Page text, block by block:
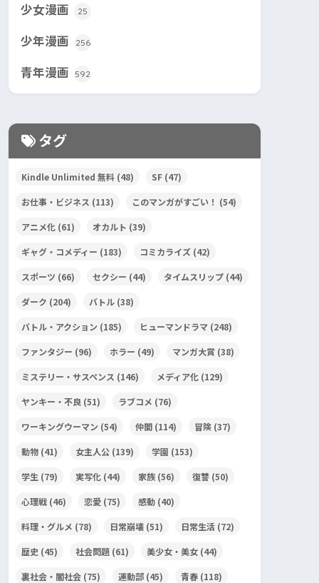
少女漫画 25
少年漫画 256
青年漫画 592
タグ
Kindle Unlimited 無料 (48) SF (47)
お仕事・ビジネス (113) このマンガがすごい！ (54)
アニメ化 (61) オカルト (39)
ギャグ・コメディー (183) コミカライズ (42)
スポーツ (66) セクシー (44) タイムスリップ (44)
ダーク (204) バトル (38)
バトル・アクション (185) ヒューマンドラマ (248)
ファンタジー (96) ホラー (49) マンガ大賞 (38)
ミステリー・サスペンス (146) メディア化 (129)
ヤンキー・不良 (51) ラブコメ (76)
ワーキングウーマン (54) 仲間 (114) 冒険 (37)
動物 (41) 女主人公 (139) 学園 (153)
学生 (79) 実写化 (44) 家族 (56) 復讐 (50)
心理戦 (46) 恋愛 (75) 感動 (40)
料理・グルメ (78) 日常崩壊 (51) 日常生活 (72)
歴史 (45) 社会問題 (61) 美少女・美女 (44)
裏社会・闇社会 (75) 運動部 (45) 青春 (118)